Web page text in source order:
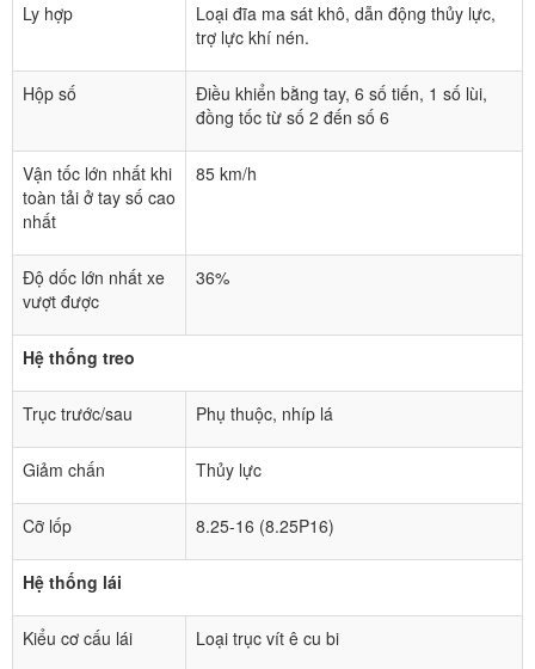
Ly hợp
Loại đĩa ma sát khô, dẫn động thủy lực,
trợ lực khí nén.
Hộp số
Điều khiển bằng tay, 6 số tiến, 1 số lùi,
đồng tốc từ số 2 đến số 6
Vận tốc lớn nhất khi
toàn tải ở tay số cao
nhất
85 km/h
Độ dốc lớn nhất xe
vượt được
36%
Hệ thống treo
Trục trước/sau Phụ thuộc, nhíp lá
Giảm chấn Thủy lực
Cỡ lốp 8.25-16 (8.25P16)
Hệ thống lái
Kiểu cơ cấu lái Loại trục vít ê cu bi